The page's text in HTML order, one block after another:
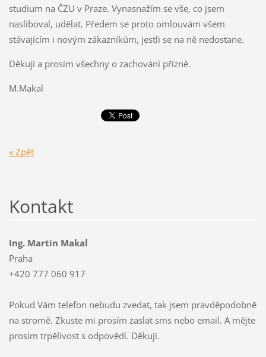
studium na ČZU v Praze. Vynasnažím se vše, co jsem
nasliboval, udělat. Předem se proto omlouvám všem
stávajícím i novým zákazníkům, jestli se na ně nedostane.
Děkuji a prosím všechny o zachování přízně.
M.Makal
« Zpět
Kontakt
Ing. Martin Makal
Praha
+420 777 060 917
Pokud Vám telefon nebudu zvedat, tak jsem pravděpodobně
na stromě. Zkuste mi prosím zaslat sms nebo email. A mějte
prosím trpělivost s odpovědí. Děkuji.